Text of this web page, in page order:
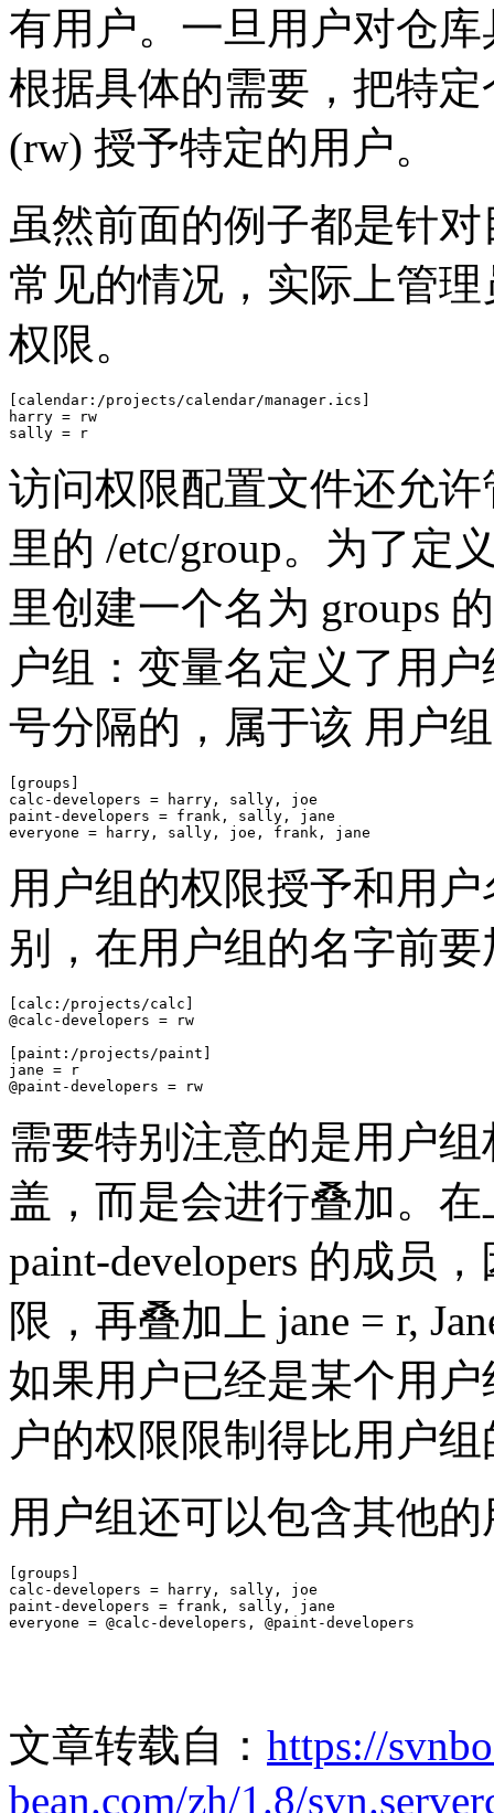
有用户。一旦用户对仓
根据具体的需要，把特
(rw) 授予特定的用户。
虽然前面的例子都是针
常见的情况，实际上管
权限。
[calendar:/projects/calendar/manager.ics]
harry = rw
sally = r
访问权限配置文件还允
里的 /etc/group。为了定
里创建一个名为 groups
户组：变量名定义了用
号分隔的，属于该 用户
[groups]
calc-developers = harry, sally, joe
paint-developers = frank, sally, jane
everyone = harry, sally, joe, frank, jane
用户组的权限授予和用
别，在用户组的名字前
[calc:/projects/calc]
@calc-developers = rw
[paint:/projects/paint]
jane = r
@paint-developers = rw
需要特别注意的是用户
盖，而是会进行叠加。
paint-developers 的成员
限，再叠加上 jane = r,
如果用户已经是某个用
户的权限限制得比用户
用户组还可以包含其他
[groups]
calc-developers = harry, sally, joe
paint-developers = frank, sally, jane
everyone = @calc-developers, @paint-developers
文章转载自： https://
bean.com/zh/1.8/